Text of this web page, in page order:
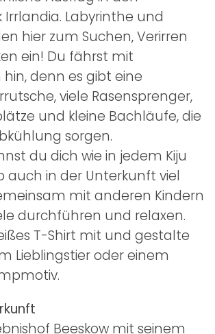
Irrlandia. Labyrinthe und
hier zum Suchen, Verirren
ein! Du fährst mit
denn es gibt eine
viele Rasensprenger,
und kleine Bachläufe, die
sorgen.
du dich wie in jedem Kiju
auch in der Unterkunft viel
mit anderen Kindern
durchführen und relaxen.
T-Shirt mit und gestalte
Lieblingstier oder einem
Beeskow mit seinem